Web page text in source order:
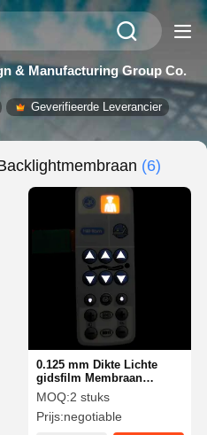
& Manufacturing Group Co.
Geverifieerde Leverancier
(6)
0.125 mm Dikte Lichte
gidsfilm Membraan
Schakelaar Polyester
MOQ:2 stuks
Prijs:negotiable